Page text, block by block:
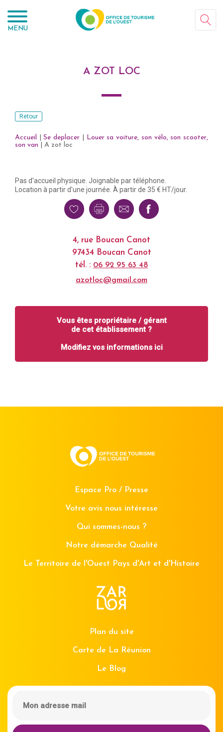
MENU
A ZOT LOC
Retour
Accueil |Se deplacer
Louer sa voiture, son vélo, son scooter,
son van
A zot loc
Pas d'accueil physique. Joignable par téléphone.
Location à partir d'une journée. À partir de 35 € HT/jour.
4, rue Boucan Canot
97434 Boucan Canot
tél. : 06 92 95 63 48
azotloc@gmail.com
Vous êtes propriétaire / gérant
de cet établissement ?
Modifiez vos informations ici
Espace Pro / Presse
Votre avis nous intéresse
Qui sommes-nous ?
Notre démarche Qualité
Le Territoire de l'Ouest Pays d'Art et d'Histoire
Plan du site
Carte de La Réunion
Le Blog